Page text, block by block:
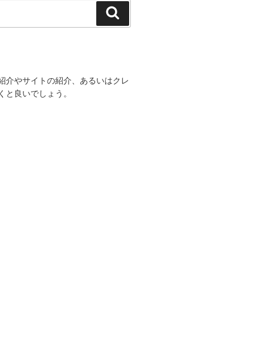
索
介やサイトの紹介、あるいはクレ
と良いでしょう。